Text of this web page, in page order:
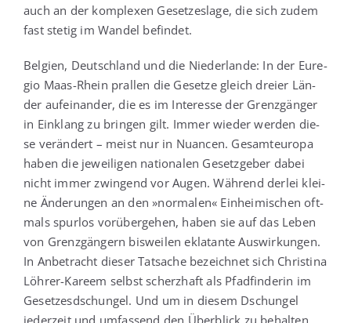
auch an der kom­ple­xen Geset­zes­la­ge, die sich zudem
fast ste­tig im Wan­del befindet.
Bel­gi­en, Deutsch­land und die Nie­der­lan­de: In der Eure­
gio Maas-Rhein pral­len die Geset­ze gleich drei­er Län­
der auf­ein­an­der, die es im Inter­es­se der Grenz­gän­ger
in Ein­klang zu brin­gen gilt. Immer wie­der wer­den die­
se ver­än­dert – meist nur in Nuan­cen. Gesamt­eu­ro­pa
haben die jewei­li­gen natio­na­len Gesetz­ge­ber dabei
nicht immer zwin­gend vor Augen. Wäh­rend der­lei klei­
ne Ände­run­gen an den »nor­ma­len« Ein­hei­mi­schen oft­
mals spur­los vor­über­ge­hen, haben sie auf das Leben
von Grenz­gän­gern bis­wei­len ekla­tan­te Aus­wir­kun­gen.
In Anbe­tracht die­ser Tat­sa­che bezeich­net sich Chris­ti­na
Löh­rer-Kareem selbst scherz­haft als Pfad­fin­de­rin im
Geset­zes­dschun­gel. Und um in die­sem Dschun­gel
jeder­zeit und umfas­send den Über­blick zu behal­ten,